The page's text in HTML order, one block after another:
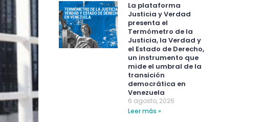
La plataforma
Justicia y Verdad
presenta el
Termómetro de la
Justicia, la Verdad y
el Estado de Derecho,
un instrumento que
mide el umbral de la
transición
democrática en
Venezuela
6 agosto, 2026
Leer más »